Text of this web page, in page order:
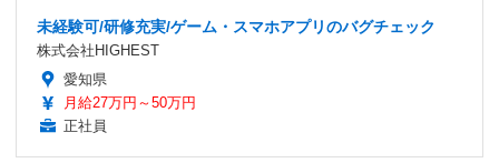
未経験可/研修充実/ゲーム・スマホアプリのバグチェック
株式会社HIGHEST
愛知県
月給27万円～50万円
正社員